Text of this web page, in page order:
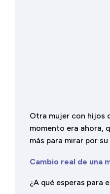
Otra mujer con hijos
momento era ahora,
más para mirar por
Cambio real de una
¿A qué esperas para